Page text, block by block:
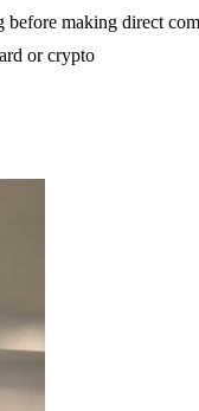
making direct
or crypto